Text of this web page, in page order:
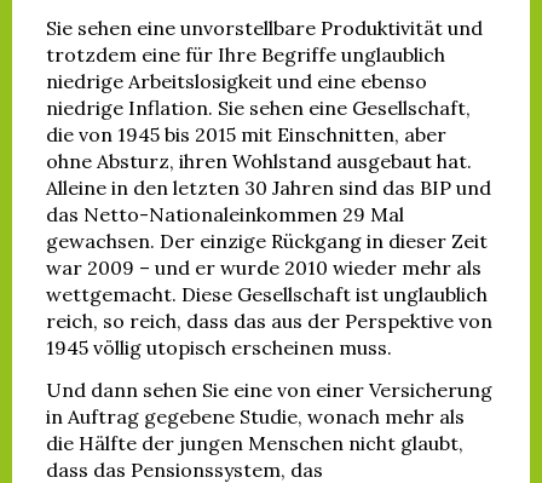
Sie sehen eine unvorstellbare Produktivität und
trotzdem eine für Ihre Begriffe unglaublich
niedrige Arbeitslosigkeit und eine ebenso
niedrige Inflation. Sie sehen eine Gesellschaft,
die von 1945 bis 2015 mit Einschnitten, aber
ohne Absturz, ihren Wohlstand ausgebaut hat.
Alleine in den letzten 30 Jahren sind das BIP und
das Netto-Nationaleinkommen 29 Mal
gewachsen. Der einzige Rückgang in dieser Zeit
war 2009 – und er wurde 2010 wieder mehr als
wettgemacht. Diese Gesellschaft ist unglaublich
reich, so reich, dass das aus der Perspektive von
1945 völlig utopisch erscheinen muss.
Und dann sehen Sie eine von einer Versicherung
in Auftrag gegebene Studie, wonach mehr als
die Hälfte der jungen Menschen nicht glaubt,
dass das Pensionssystem, das